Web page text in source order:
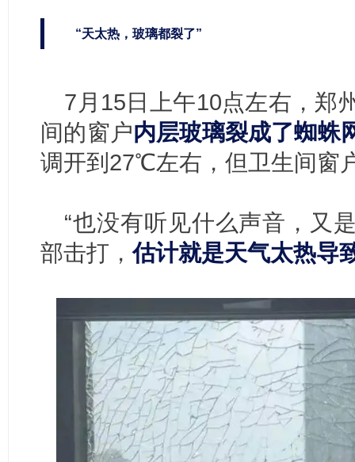
“天太热，玻璃都裂了”
7月15日上午10点左右，郑
间的窗户内层玻璃裂成了蜘蛛
调开到27℃左右，但卫生间窗
“也没有听见什么声音，又
部击打，估计就是天气太热导